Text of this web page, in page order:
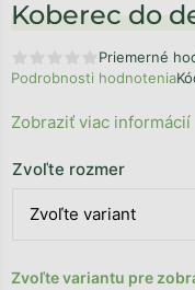
Koberec do
Priemerné
Podrobnosti hodnotenia
Zvoľte variantu pre
Zvoľte rozmer
Zobraziť viac informácií